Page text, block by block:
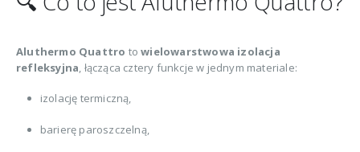
Aluthermo Quattro towielowarstwowa izolacja
refleksyjna, łącząca cztery funkcje w jednym materiale:
izolację termiczną,
barierę paroszczelną,